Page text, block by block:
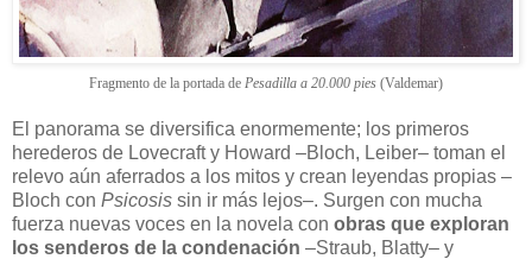
Fragmento de la portada de Pesadilla a 20.000 pies (Valdemar)
El panorama se diversifica enormemente; los primeros
herederos de Lovecraft y Howard –Bloch, Leiber– toman el
relevo aún aferrados a los mitos y crean leyendas propias –
Bloch con Psicosis sin ir más lejos–. Surgen con mucha
fuerza nuevas voces en la novela con obras que exploran
los senderos de la condenación –Straub, Blatty– y